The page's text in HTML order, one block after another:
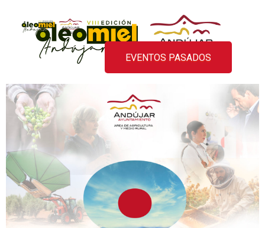
ÓleoMiel
EVENTOS PASADOS